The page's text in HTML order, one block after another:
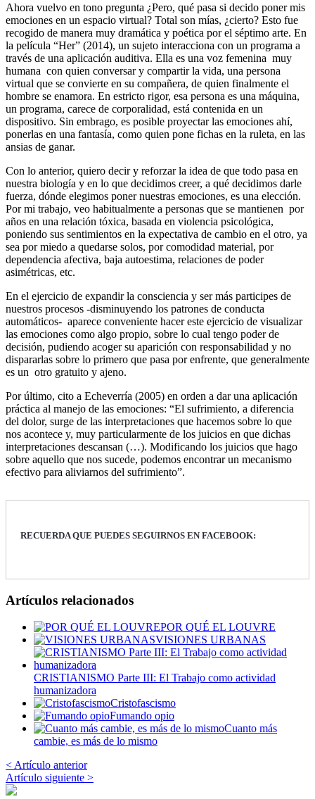
Ahora vuelvo en tono pregunta ¿Pero, qué pasa si decido poner mis
emociones en un espacio virtual? Total son mías, ¿cierto? Esto fue
recogido de manera muy dramática y poética por el séptimo arte. En
la película “Her” (2014), un sujeto interacciona con un programa a
través de una aplicación auditiva. Ella es una voz femenina muy
humana con quien conversar y compartir la vida, una persona
virtual que se convierte en su compañera, de quien finalmente el
hombre se enamora. En estricto rigor, esa persona es una máquina,
un programa, carece de corporalidad, está contenida en un
dispositivo. Sin embrago, es posible proyectar las emociones ahí,
ponerlas en una fantasía, como quien pone fichas en la ruleta, en las
ansias de ganar.
Con lo anterior, quiero decir y reforzar la idea de que todo pasa en
nuestra biología y en lo que decidimos creer, a qué decidimos darle
fuerza, dónde elegimos poner nuestras emociones, es una elección.
Por mi trabajo, veo habitualmente a personas que se mantienen por
años en una relación tóxica, basada en violencia psicológica,
poniendo sus sentimientos en la expectativa de cambio en el otro, ya
sea por miedo a quedarse solos, por comodidad material, por
dependencia afectiva, baja autoestima, relaciones de poder
asimétricas, etc.
En el ejercicio de expandir la consciencia y ser más participes de
nuestros procesos -disminuyendo los patrones de conducta
automáticos- aparece conveniente hacer este ejercicio de visualizar
las emociones como algo propio, sobre lo cual tengo poder de
decisión, pudiendo acoger su aparición con responsabilidad y no
dispararlas sobre lo primero que pasa por enfrente, que generalmente
es un otro gratuito y ajeno.
Por último, cito a Echeverría (2005) en orden a dar una aplicación
práctica al manejo de las emociones: “El sufrimiento, a diferencia
del dolor, surge de las interpretaciones que hacemos sobre lo que
nos acontece y, muy particularmente de los juicios en que dichas
interpretaciones descansan (…). Modificando los juicios que hago
sobre aquello que nos sucede, podemos encontrar un mecanismo
efectivo para aliviarnos del sufrimiento”.
RECUERDA QUE PUEDES SEGUIRNOS EN FACEBOOK:
Artículos relacionados
POR QUÉ EL LOUVRE
VISIONES URBANAS
CRISTIANISMO Parte III: El Trabajo como actividad
humanizadora
Cristofascismo
Fumando opio
Cuanto más
cambie, es más de lo mismo
< Artículo anterior
Artículo siguiente >